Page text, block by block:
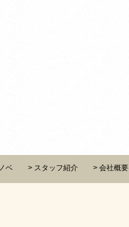
ベ スタッフ紹介 会社概要